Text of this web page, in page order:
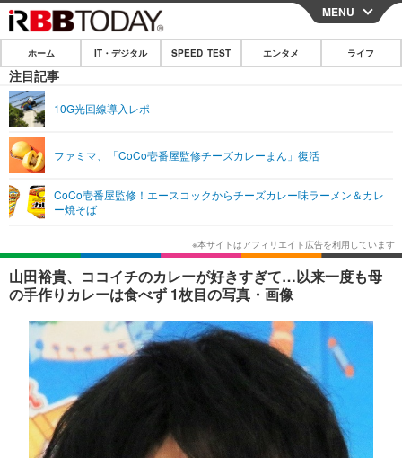
CLOSE
ホーム
IT・デジタル
ショッピング その他
SPEED TEST
エンタメ
エンタメTOP
韓国・芸能
音楽 スポーツ
ショッピング その他
ライフ
ライフTOP グルメ
ペット ショッピング
その他
リリース一覧
プッシュ通知の停止方法
MENU
ホーム IT・デジタル SPEED TEST エンタメ ライフ
注目記事
10G光回線導入レポ
ファミマ、「CoCo壱番屋監修チーズカレーまん」復活
CoCo壱番屋監修！エースコックからチーズカレー味ラーメン＆カレ
ー焼そば
山田裕貴、ココイチのカレーが好きすぎて…以来一度も母
の手作りカレーは食べず 1枚目の写真・画像